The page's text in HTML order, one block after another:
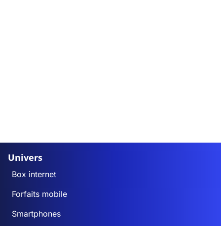
Univers
Box internet
Forfaits mobile
Smartphones